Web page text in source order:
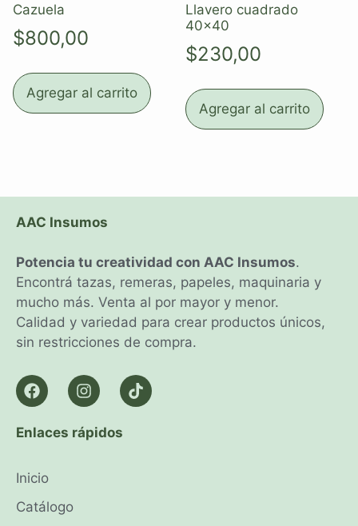
Cazuela
$800,00
Agregar al carrito
Llavero cuadrado
40×40
$230,00
Agregar al carrito
AAC Insumos
Potencia tu creatividad con AAC Insumos.
Encontrá tazas, remeras, papeles, maquinaria y
mucho más. Venta al por mayor y menor.
Calidad y variedad para crear productos únicos,
sin restricciones de compra.
Enlaces rápidos
Inicio
Catálogo